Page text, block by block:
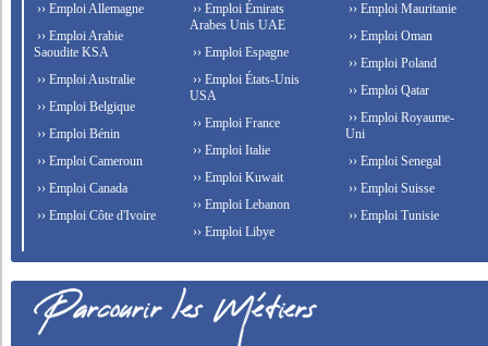
›› Emploi Allemagne
›› Emploi Arabie
Saoudite KSA
›› Emploi Australie
›› Emploi Belgique
›› Emploi Bénin
›› Emploi Cameroun
›› Emploi Canada
›› Emploi Côte d'Ivoire
›› Emploi Émirats
Arabes Unis UAE
›› Emploi Espagne
›› Emploi États-Unis
USA
›› Emploi France
›› Emploi Italie
›› Emploi Kuwait
›› Emploi Lebanon
›› Emploi Libye
›› Emploi Mauritanie
›› Emploi Oman
›› Emploi Poland
›› Emploi Qatar
›› Emploi Royaume-
Uni
›› Emploi Senegal
›› Emploi Suisse
›› Emploi Tunisie